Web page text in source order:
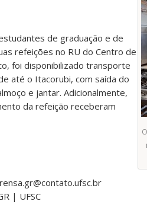
de graduação e de
refeições no RU do Centro de
foi disponibilizado transporte
até o Itacorubi, com saída do
e jantar. Adicionalmente,
da refeição receberam
| UFSC